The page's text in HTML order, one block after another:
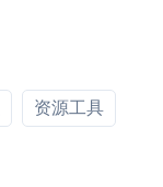
资源工具